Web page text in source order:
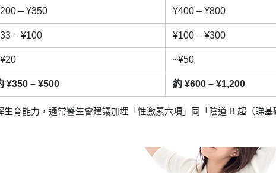
– ¥350 ¥400 – ¥800
– ¥100 ¥100 – ¥300
~¥50
¥350 – ¥500 約 ¥600 – ¥1,200
生育能力，通常醫生會建議加埋「性激素六項」同「陰道 B 超（睇